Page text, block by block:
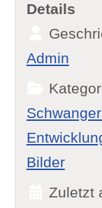
Details
Admin
Bilder
Zuletzt